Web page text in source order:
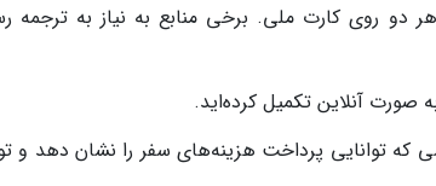
دو روی کارت ملی. برخی منابع به نیاز به ترجمه
آنلاین تکمیل کرده‌اید.
که توانایی پرداخت هزینه‌های سفر را نشان دهد و